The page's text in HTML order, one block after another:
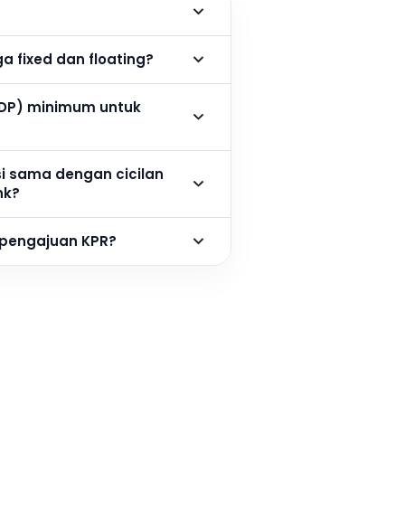
fixed dan floating?
minimum untuk
sama dengan cicilan
KPR?